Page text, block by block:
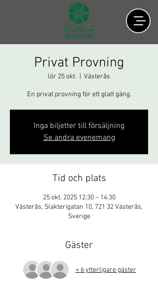
Privat Provning
lör 25 okt. Västerås
En privat provning för ett glatt gäng.
Inga biljetter till försäljning
Se andra evenemang
Tid och plats
25 okt. 2025 12:30 – 14:30
Västerås, Slakterigatan 10, 721 32 Västerås,
Sverige
Gäster
+ 6 ytterligare gäster